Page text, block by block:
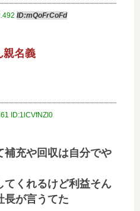
ID:mQoFrCoFd
親名義
ID:1lCVfNZI0
補充や回収は自分でや
てくれるけど利益そん
長が言うてた